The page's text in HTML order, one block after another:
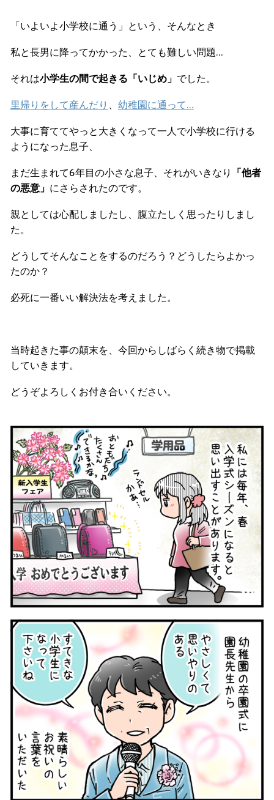
「いよいよ小学校に通う」という、そんなとき
私と長男に降ってかかった、とても難しい問題…
それは小学生の間で起きる「いじめ」 でした。
里帰りをして産んだり 、 幼稚園に通って…
大事に育ててやっと大きくなって一人で小学校に行ける
ようになった息子、
まだ生まれて6年目の小さな息子、それがいきなり
「他者
の悪意」 にさらされたのです。
親としては心配しましたし、腹立たしく思ったりしまし
た。
どうしてそんなことをするのだろう？どうしたらよかっ
たのか？
必死に一番いい解決法を考えました。
当時起きた事の顛末を、今回からしばらく続き物で掲載
していきます。
どうぞよろしくお付き合いください。